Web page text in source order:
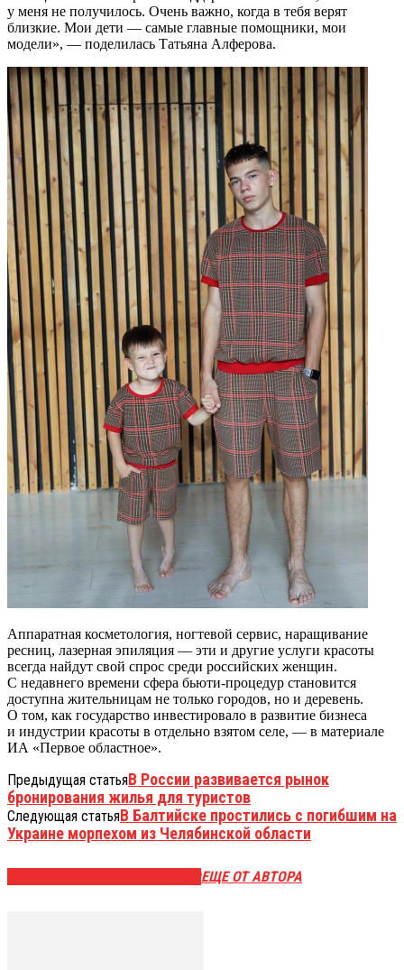
у меня не получилось. Очень важно, когда в тебя верят
близкие. Мои дети — самые главные помощники, мои
модели», — поделилась Татьяна Алферова.
Аппаратная косметология, ногтевой сервис, наращивание
ресниц, лазерная эпиляция — эти и другие услуги красоты
всегда найдут свой спрос среди российских женщин.
С недавнего времени сфера бьюти-процедур становится
доступна жительницам не только городов, но и деревень.
О том, как государство инвестировало в развитие бизнеса
и индустрии красоты в отдельно взятом селе, — в материале
ИА «Первое областное».
Предыдущая статьяВ России развивается рынок
бронирования жилья для туристов
Следующая статьяВ Балтийске простились с погибшим на
Украине морпехом из Челябинской области
ЕЩЕ ОТ АВТОРА